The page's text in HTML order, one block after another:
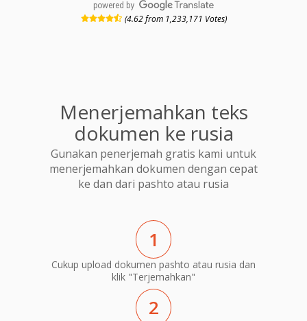
powered by
(4.62 from 1,233,171 Votes)
Menerjemahkan teks
dokumen ke rusia
Gunakan penerjemah gratis kami untuk
menerjemahkan dokumen dengan cepat
ke dan dari pashto atau rusia
1
Cukup upload dokumen pashto atau rusia dan
klik "Terjemahkan"
2